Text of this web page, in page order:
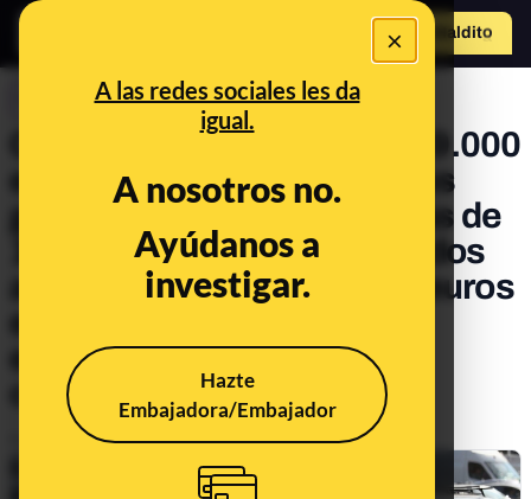
×
A las redes sociales les da
igual.
A nosotros no.
Ayúdanos a
investigar.
Hazte
Embajadora/Embajador
Hazte Maldito
CONTROL DEL PODER
Ciudadanos destinó casi 19.000
euros, la cuarta parte de sus
gastos municipales, en más de
1.600 carreras de taxis en dos
años y medio y casi 1.700 euros
en cafés y almuerzos con
empresas y medios de
comunicación
Publicado elFeb 27, 2020, 3:45:43 PM